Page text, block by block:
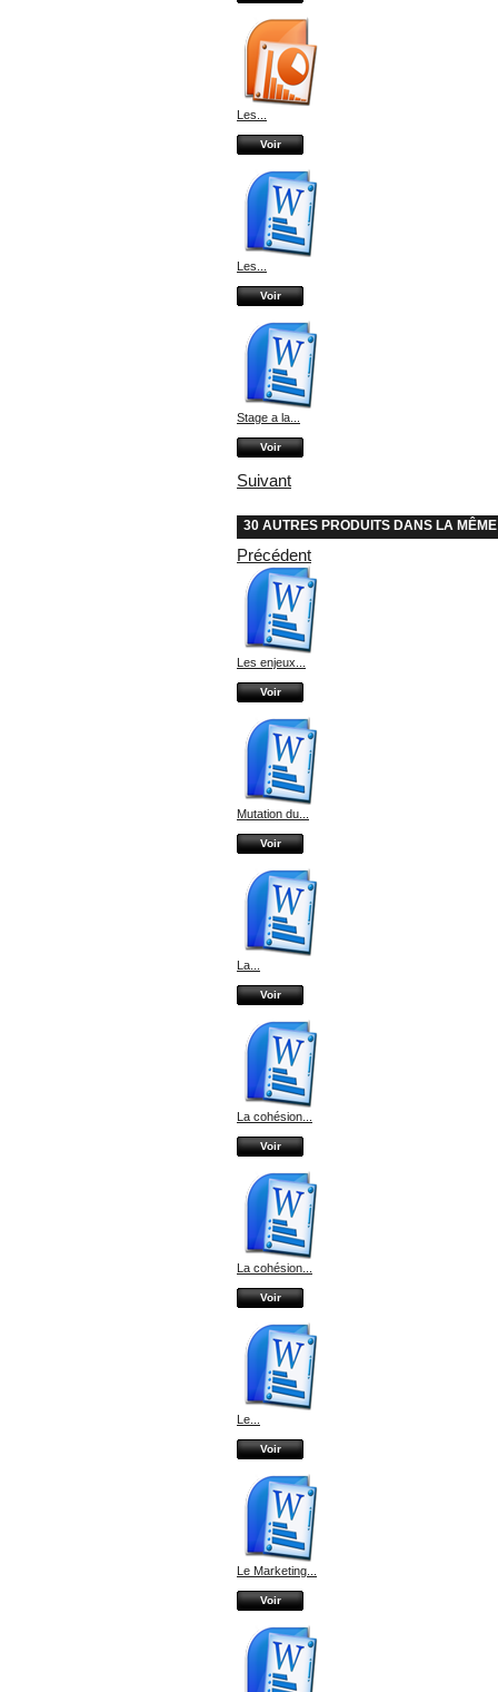
Les...
Voir
Les...
Voir
Stage a la...
Voir
Suivant
30 AUTRES PRODUITS DANS LA
Précédent
Les enjeux...
Voir
Mutation du...
Voir
La...
Voir
La cohésion...
Voir
La cohésion...
Voir
Le...
Voir
Le Marketing...
Voir